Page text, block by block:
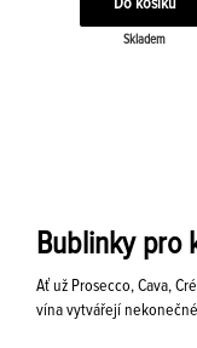
Skladem
Bublinky pro
Ať už Prosecco, Cava,
vína vytvářejí